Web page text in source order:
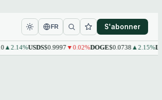
FR S'abonner
USDS$0.9997▼0.02%DOGE$0.0738▲2.15%LEO